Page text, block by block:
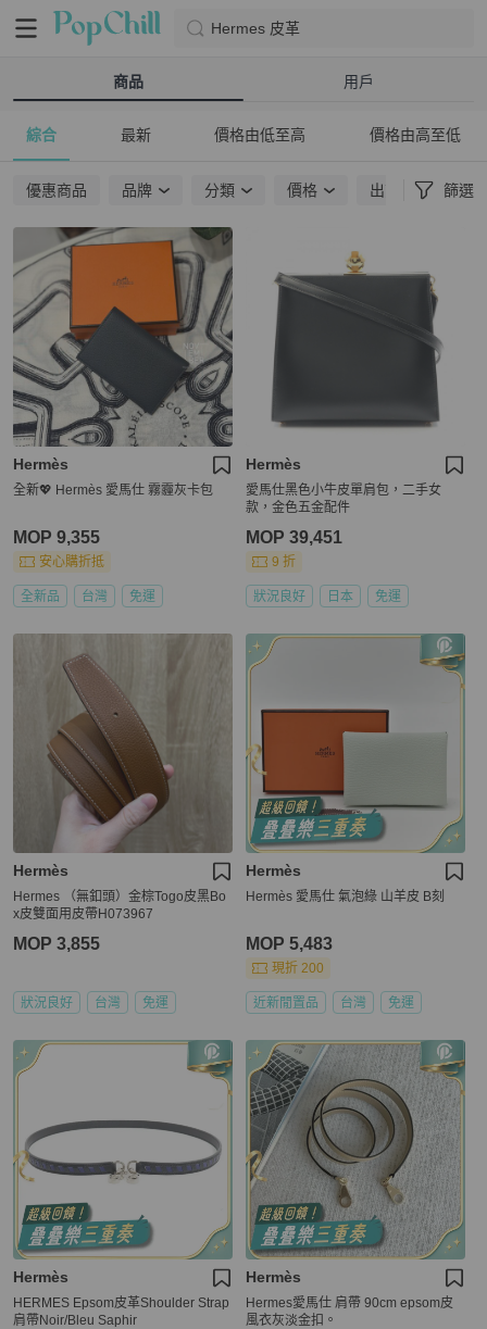
Hermes 皮革
商品 用戶
綜合 最新 價格由低至高 價格由高至低
優惠商品 品牌 分類 價格 出貨地點 篩選
Hermès
全新💖 Hermès 愛馬仕 霧霾灰卡包
MOP 9,355
安心購折抵
全新品 台灣 免運
Hermès
愛馬仕黑色小牛皮單肩包，二手女
款，金色五金配件
MOP 39,451
9 折
狀況良好 日本 免運
Hermès
Hermes （無釦頭）金棕Togo皮黑Bo
x皮雙面用皮帶H073967
MOP 3,855
狀況良好 台灣 免運
Hermès
Hermès 愛馬仕 氣泡綠 山羊皮 B刻
MOP 5,483
現折 200
近新閒置品 台灣 免運
Hermès
HERMES Epsom皮革Shoulder Strap
肩帶Noir/Bleu Saphir
Hermès
Hermes愛馬仕 肩帶 90cm epsom皮
風衣灰淡金扣。